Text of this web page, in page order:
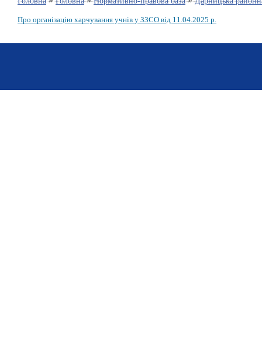
Про організацію харчування учнів у ЗЗСО від 11.04.2025 р.